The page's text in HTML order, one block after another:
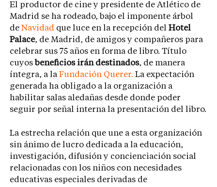
El productor de cine y presidente de Atlético de
Madrid se ha rodeado, bajo el imponente árbol
de Navidad que luce en la recepción del Hotel
Palace, de Madrid, de amigos y compañeros para
celebrar sus 75 años en forma de libro. Título
cuyos beneficios irán destinados, de manera
íntegra, a la Fundación Querer. La expectación
generada ha obligado a la organización a
habilitar salas aledañas desde donde poder
seguir por señal interna la presentación del libro.
La estrecha relación que une a esta organización
sin ánimo de lucro dedicada a la educación,
investigación, difusión y concienciación social
relacionadas con los niños con necesidades
educativas especiales derivadas de